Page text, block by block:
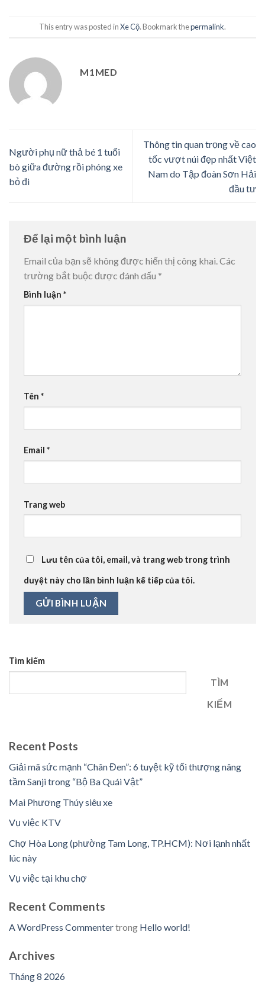
This entry was posted inXe Cộ. Bookmark thepermalink.
M1MED
Người phụ nữ thả bé 1 tuổi
bò giữa đường rồi phóng xe
bỏ đi
Thông tin quan trọng về cao
tốc vượt núi đẹp nhất Việt
Nam do Tập đoàn Sơn Hải
đầu tư
Để lại một bình luận
Email của bạn sẽ không được hiển thị công khai.Các
trường bắt buộc được đánh dấu *
Bình luận *
Tên *
Email *
Trang web
Lưu tên của tôi, email, và trang web trong trình
duyệt này cho lần bình luận kế tiếp của tôi.
Tìm kiếm
TÌM
KIẾM
Recent Posts
Giải mã sức mạnh “Chân Đen”: 6 tuyệt kỹ tối thượng nâng
tầm Sanji trong “Bộ Ba Quái Vật”
Mai Phương Thúy siêu xe
Vụ việc KTV
Chợ Hòa Long (phường Tam Long, TP.HCM): Nơi lạnh nhất
lúc này
Vụ việc tại khu chợ
Recent Comments
A WordPress Commentertrong Hello world!
Archives
Tháng 8 2026